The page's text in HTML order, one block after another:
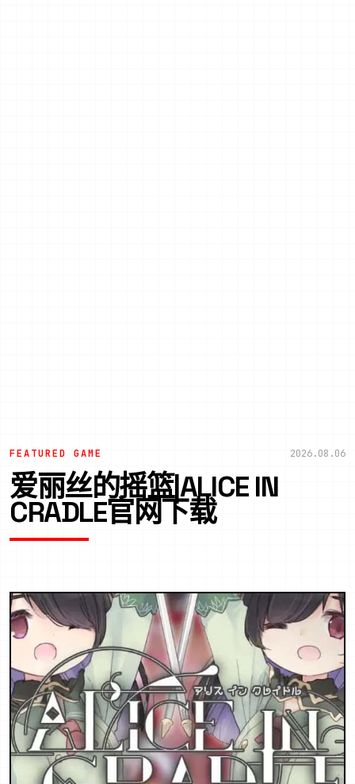
FEATURED GAME 2026.08.06
爱丽丝的摇篮|ALICE IN
CRADLE官网下载